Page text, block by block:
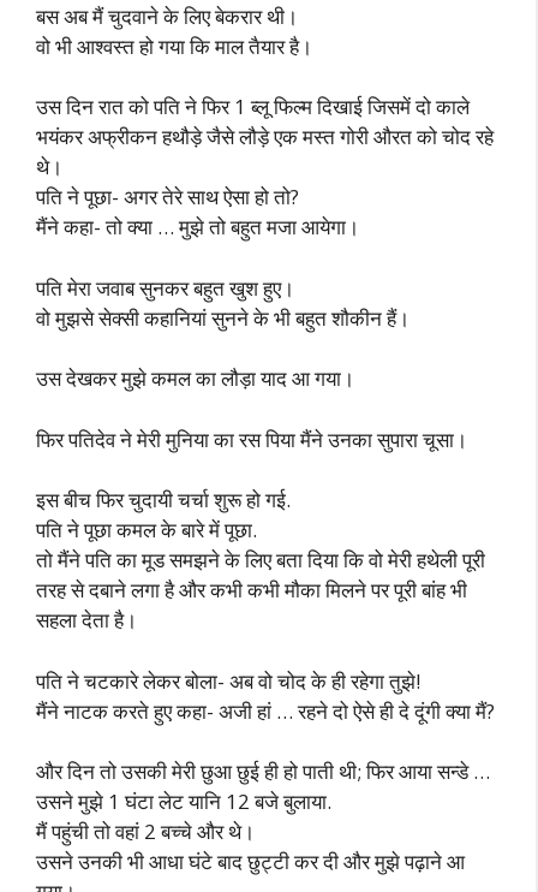
बस अब मैं चुदवाने के लिए बेकरार थी।
वो भी आश्वस्त हो गया कि माल तैयार है।
उस दिन रात को पति ने फिर 1 ब्लू फिल्म दिखाई जिसमें दो काले
भयंकर अफ्रीकन हथौड़े जैसे लौड़े एक मस्त गोरी औरत को चोद रहे
थे।
पति ने पूछा- अगर तेरे साथ ऐसा हो तो?
मैंने कहा- तो क्या … मुझे तो बहुत मजा आयेगा।
पति मेरा जवाब सुनकर बहुत खुश हुए।
वो मुझसे सेक्सी कहानियां सुनने के भी बहुत शौकीन हैं।
उस देखकर मुझे कमल का लौड़ा याद आ गया।
फिर पतिदेव ने मेरी मुनिया का रस पिया मैंने उनका सुपारा चूसा।
इस बीच फिर चुदायी चर्चा शुरू हो गई.
पति ने पूछा कमल के बारे में पूछा.
तो मैंने पति का मूड समझने के लिए बता दिया कि वो मेरी हथेली पूरी
तरह से दबाने लगा है और कभी कभी मौका मिलने पर पूरी बांह भी
सहला देता है।
पति ने चटकारे लेकर बोला- अब वो चोद के ही रहेगा तुझे!
मैंने नाटक करते हुए कहा- अजी हां … रहने दो ऐसे ही दे दूंगी क्या मैं?
और दिन तो उसकी मेरी छुआ छुई ही हो पाती थी; फिर आया सन्डे …
उसने मुझे 1 घंटा लेट यानि 12 बजे बुलाया.
मैं पहुंची तो वहां 2 बच्चे और थे।
उसने उनकी भी आधा घंटे बाद छुट्टी कर दी और मुझे पढ़ाने आ